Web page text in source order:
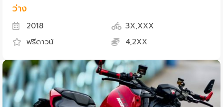
ว่าง
2018
3X,XXX
ฟรีดาวน์
4,2XX